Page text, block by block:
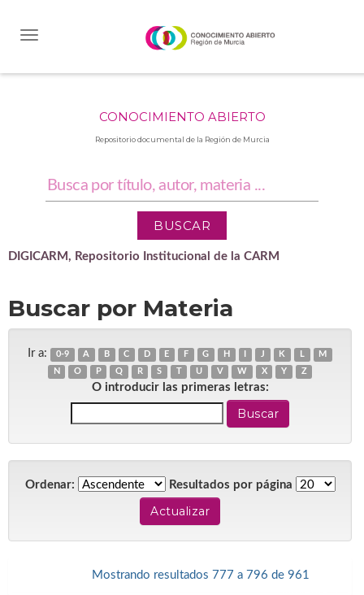
CONOCIMIENTO ABIERTO
Repositorio documental de la Región de Murcia
DIGICARM, Repositorio Institucional de la CARM
Buscar por Materia
Ir a: 0-9 A B C D E F G H J K L
M
N
O P Q R S U V W X Y Z
O introducir las primeras letras:
Ordenar: Resultados por página
Mostrando resultados 777 a 796 de 961